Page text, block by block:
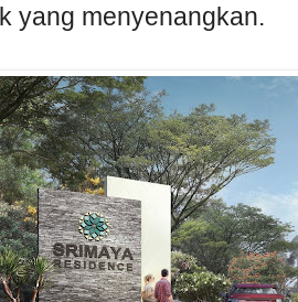
yang menyenangkan.